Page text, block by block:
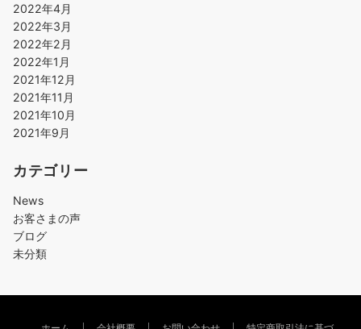
2022年4月
2022年3月
2022年2月
2022年1月
2021年12月
2021年11月
2021年10月
2021年9月
カテゴリー
News
お客さまの声
ブログ
未分類